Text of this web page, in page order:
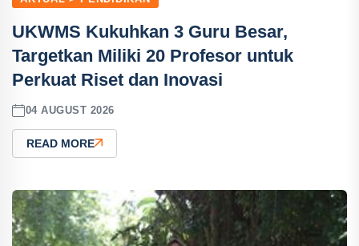
UKWMS Kukuhkan 3 Guru Besar,
Targetkan Miliki 20 Profesor untuk
Perkuat Riset dan Inovasi
04 AUGUST 2026
READ MORE